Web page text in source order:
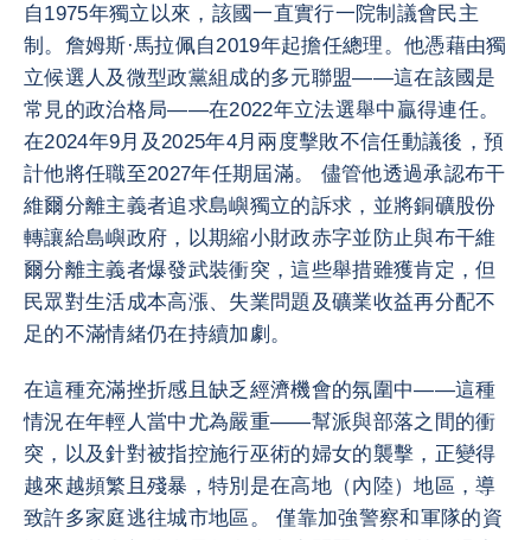
自1975年獨立以來，該國一直實行一院制議會民主
制。詹姆斯·馬拉佩自2019年起擔任總理。他憑藉由獨
立候選人及微型政黨組成的多元聯盟——這在該國是
常見的政治格局——在2022年立法選舉中贏得連任。
在2024年9月及2025年4月兩度擊敗不信任動議後，預
計他將任職至2027年任期屆滿。 儘管他透過承認布干
維爾分離主義者追求島嶼獨立的訴求，並將銅礦股份
轉讓給島嶼政府，以期縮小財政赤字並防止與布干維
爾分離主義者爆發武裝衝突，這些舉措雖獲肯定，但
民眾對生活成本高漲、失業問題及礦業收益再分配不
足的不滿情緒仍在持續加劇。
在這種充滿挫折感且缺乏經濟機會的氛圍中——這種
情況在年輕人當中尤為嚴重——幫派與部落之間的衝
突，以及針對被指控施行巫術的婦女的襲擊，正變得
越來越頻繁且殘暴，特別是在高地（內陸）地區，導
致許多家庭逃往城市地區。 僅靠加強警察和軍隊的資